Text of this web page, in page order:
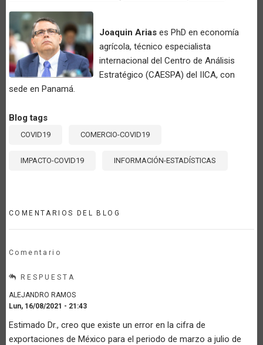
Joaquin Arias es PhD en economía
agrícola, técnico especialista
internacional del Centro de Análisis
Estratégico (CAESPA) del IICA, con
sede en Panamá.
Blog tags
COVID19 COMERCIO-COVID19
IMPACTO-COVID19 INFORMACIÓN-ESTADÍSTICAS
COMENTARIOS DEL BLOG
Comentario
RESPUESTA
ALEJANDRO RAMOS
Lun, 16/08/2021 - 21:43
Estimado Dr., creo que existe un error en la cifra de
exportaciones de México para el periodo de marzo a julio de